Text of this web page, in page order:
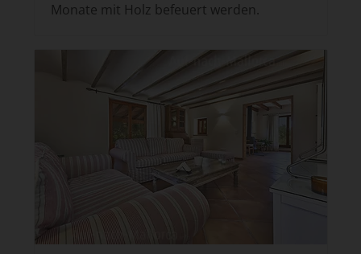
Monate mit Holz befeuert werden.